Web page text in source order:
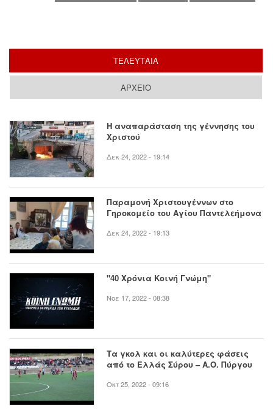
ΤΕΛΕΥΤΑΙΑ
ΑΡΧΕΙΟ
Η αναπαράσταση της γέννησης του
Χριστού
Δεκ 24, 2022 - 19:14
Παραμονή Χριστουγέννων στο
Γηροκομείο του Αγίου Παντελεήμονα
Δεκ 24, 2022 - 19:13
"40 Χρόνια Κοινή Γνώμη"
Νοε 17, 2022 - 08:38
Τα γκολ και οι καλύτερες φάσεις
από το Ελλάς Σύρου – Α.Ο. Πύργου
Οκτ 25, 2022 - 09:16